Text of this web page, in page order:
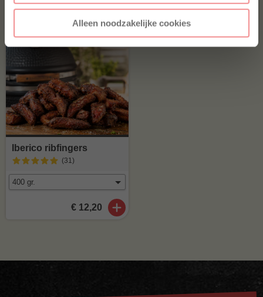
Alleen noodzakelijke cookies
€ 22,50
Iberico ribfingers
(31)
€ 12,20